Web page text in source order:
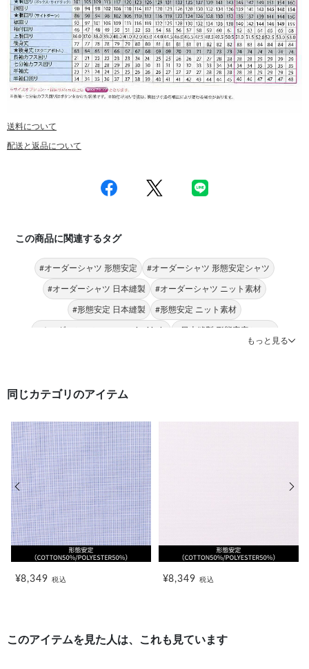
送料について
配送と返品について
この商品に関連するタグ
#オーダーシャツ 形態安定 #オーダーシャツ 形態安定シャツ
#オーダーシャツ 日本縫製 #オーダーシャツ ニット素材
#形態安定 日本縫製 #形態安定 ニット素材
#オーダーシャツ Donato Vinci italy #日本縫製 形態安定シャツ
もっと見る
同じカテゴリのアイテム
¥8,349税込 ¥8,349税込
前の画像 次の
このアイテムを見た人は、これも見ています